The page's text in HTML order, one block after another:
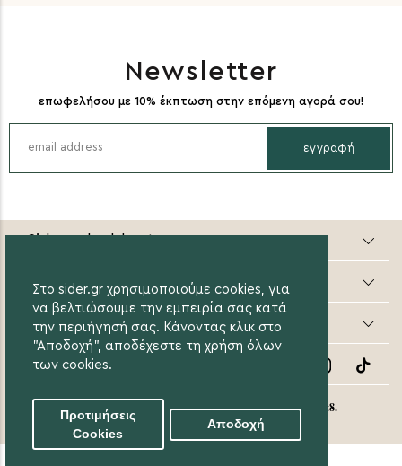
Στο sider.gr χρησιμοποιούμε cookies, για
να βελτιώσουμε την εμπειρία σας κατά
την περιήγησή σας. Κάνοντας κλικ στο
"Αποδοχή", αποδέχεστε τη χρήση όλων
των cookies.
Προτιμήσεις
Cookies
Αποδοχή
Newsletter
επωφελήσου με 10% έκπτωση στην επόμενη αγορά σου!
εγγραφή
Sider valuable steps
Online Αγορές
Οι Αγορές μου
Follow Us
© 2020 Sider.gr All Rights Reserved. Created by eight8.